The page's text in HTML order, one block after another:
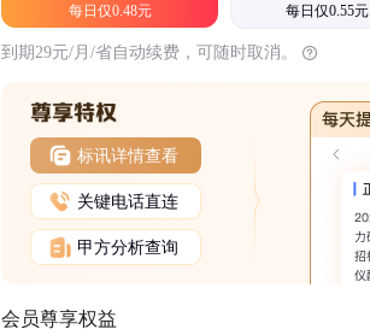
每日仅0.48元 每日仅0.55元
到期29元/月/省自动续费，可随时取消。
标讯详情查看
关键电话直连
甲方分析查询
会员尊享权益